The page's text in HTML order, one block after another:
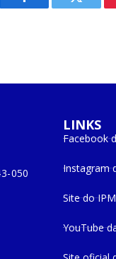
Facebook Twitter
050
LINKS
Facebook
Instagram
Site do
YouTube